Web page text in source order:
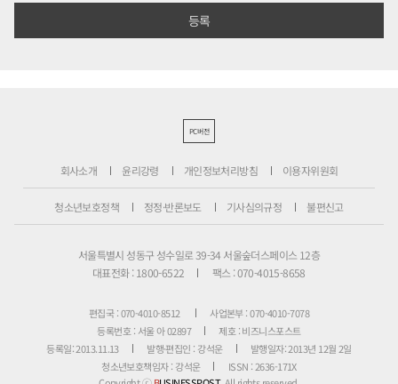
PC버전
회사소개 윤리강령 개인정보처리방침 이용자위원회
청소년보호정책 정정·반론보도 기사심의규정 불편신고
서울특별시 성동구 성수일로 39-34 서울숲더스페이스 12층
대표전화 : 1800-6522
팩스 : 070-4015-8658
편집국 : 070-4010-8512
사업본부 : 070-4010-7078
등록번호 : 서울 아 02897
제호 : 비즈니스포스트
등록일: 2013.11.13
발행·편집인 : 강석운
발행일자: 2013년 12월 2일
청소년보호책임자 : 강석운
ISSN : 2636-171X